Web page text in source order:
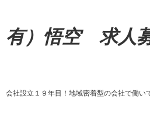
有）悟空 求人
会社設立１９年目！地域密着型の会社で働い